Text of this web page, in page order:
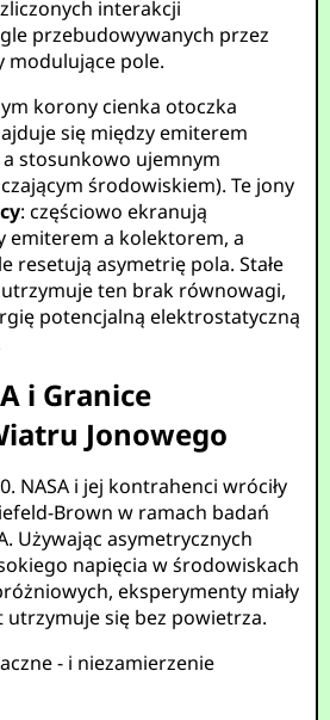
interakcji
przebudowywanych przez
modulujące pole.
korony cienka otoczka
się między emiterem
stosunkowo ujemnym
środowiskiem). Te jony
: częściowo ekranują
emiterem a kolektorem, a
resetują asymetrię pola. Stałe
ten brak równowagi,
potencjalną elektrostatyczną
i Granice
Jonowego
NASA i jej kontrahenci wróciły
Brown w ramach badań
Używając asymetrycznych
napięcia w środowiskach
eksperymenty miały
utrzymuje się bez powietrza.
- i niezamierzenie